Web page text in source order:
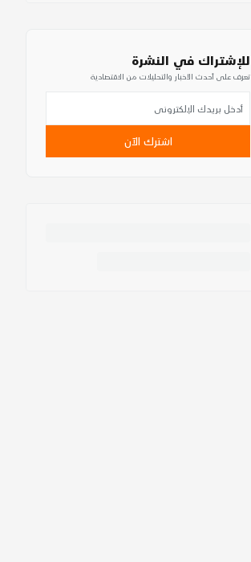
للإشتراك في النشرة
تعرف على أحدث الأخبار والتحليلات من الاقتصادية
اشترك الآن